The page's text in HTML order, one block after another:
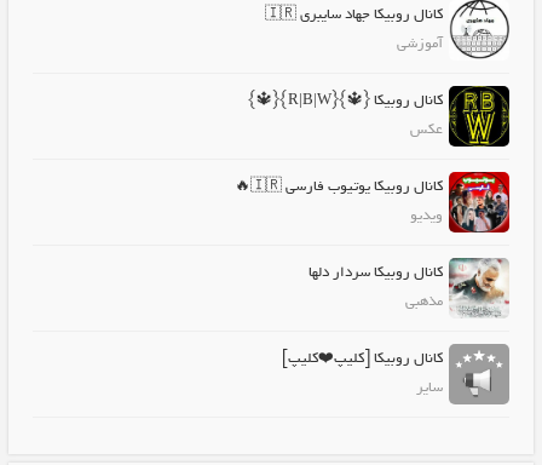
کانال روبیکا جهاد سایبری 🇮🇷
آموزشی
کانال روبیکا {🔱}{R|B|W}{🔱}
عکس
کانال روبیکا یوتیوب فارسی 🇮🇷🔥
ویدیو
کانال روبیکا سردار دلها
مذهبی
کانال روبیکا [کلیپ❤️کلیپ]
سایر